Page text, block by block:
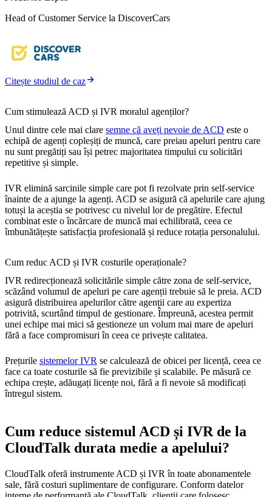
Head of Customer Service la DiscoverCars
Citește studiul de caz
Cum stimulează ACD și IVR moralul agenților?
Unul dintre cele mai clare semne că aveți nevoie de ACD este o
echipă de agenți copleșiți de muncă, care preiau apeluri pentru care
nu sunt pregătiți sau își petrec majoritatea timpului cu solicitări
repetitive și simple.
IVR elimină sarcinile simple care pot fi rezolvate prin self-service
înainte de a ajunge la agenți. ACD se asigură că apelurile care ajung
totuși la aceștia se potrivesc cu nivelul lor de pregătire. Efectul
combinat este o încărcare de muncă mai echilibrată, ceea ce
îmbunătățește satisfacția profesională și reduce rotația personalului.
Cum reduc ACD și IVR costurile operaționale?
IVR redirecționează solicitările simple către zona de self-service,
scăzând volumul de apeluri pe care agenții trebuie să le preia. ACD
asigură distribuirea apelurilor către agenții care au expertiza
potrivită, scurtând timpul de gestionare. Împreună, acestea permit
unei echipe mai mici să gestioneze un volum mai mare de apeluri
fără a face compromisuri în ceea ce privește calitatea.
Prețurile sistemelor IVR se calculează de obicei per licență, ceea ce
face ca toate costurile să fie previzibile și scalabile. Pe măsură ce
echipa crește, adăugați licențe noi, fără a fi nevoie să modificați
întregul sistem.
Cum reduce sistemul ACD și IVR de la
CloudTalk durata medie a apelului?
CloudTalk oferă instrumente ACD și IVR în toate abonamentele
sale, fără costuri suplimentare de configurare. Conform datelor